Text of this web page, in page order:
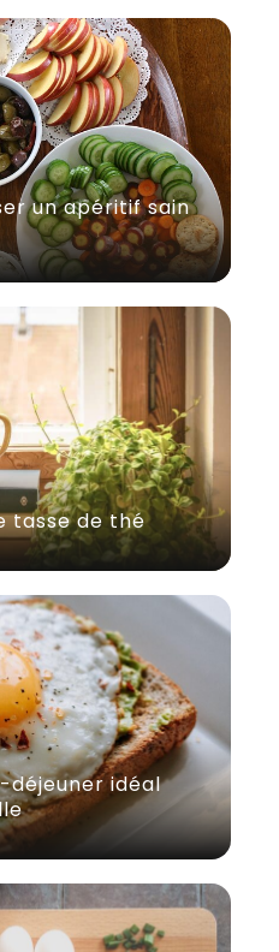
un apéritif sain
tasse de thé
idéal